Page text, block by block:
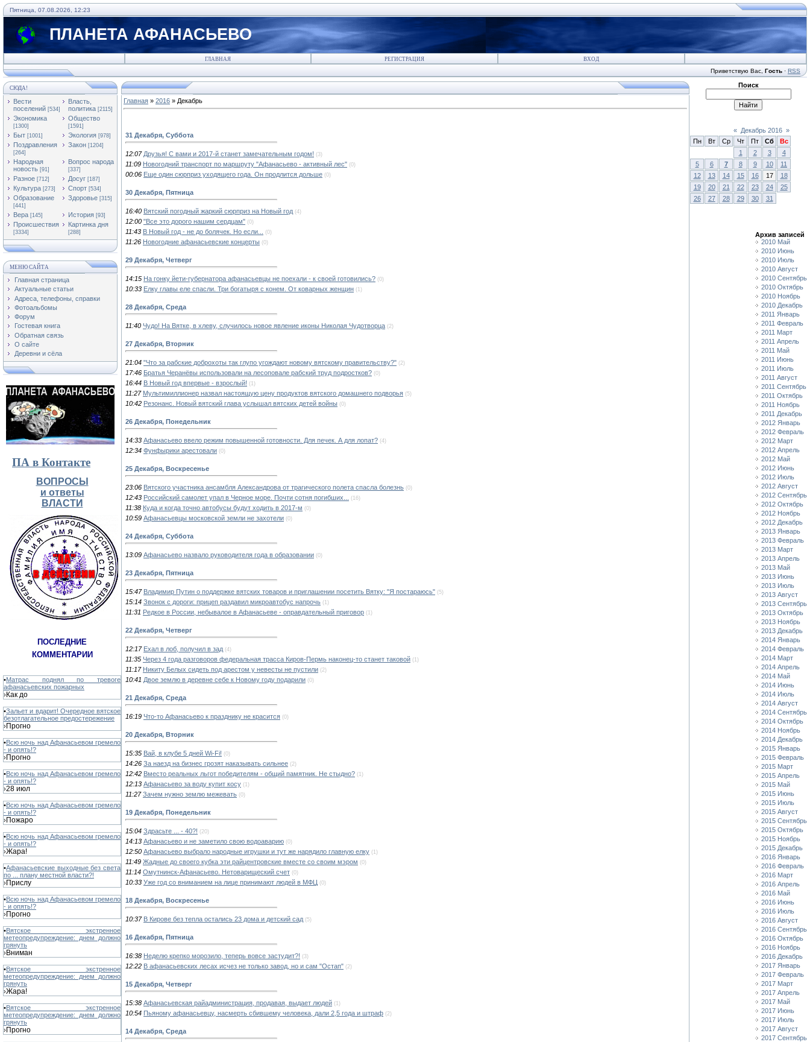
Пятница, 07.08.2026, 12:23
ПЛАНЕТА АФАНАСЬЕВО
ГЛАВНАЯ РЕГИСТРАЦИЯ ВХОД
Приветствую Вас Гость · RSS
СЮДА!
Вести
поселений [534]
Власть,
политика [2115]
Экономика
[1300]
Общество
[1591]
Быт [1001] Экология [978]
Поздравления
[264]
Закон [1204]
Народная
новость [91]
Вопрос народа
[337]
Разное [712] Досуг [187]
Культура [273] Спорт [534]
Образование
[441]
Здоровье [315]
Вера [145] История [93]
Происшествия
[3334]
Картинка дня
[288]
МЕНЮ САЙТА
Главная страница
Актуальные статьи
Адреса, телефоны, справки
Фотоальбомы
Форум
Гостевая книга
Обратная связь
О сайте
Деревни и сёла
ПА в Контакте
ВОПРОСЫ
и ответы
ВЛАСТИ
ПОСЛЕДНИЕ
КОММЕНТАРИИ
•Матрас поднял по тревоге
афанасьевских пожарных
›Как до
•Зальет и вдарит! Очередное вятское
безотлагательное предостережение
›Прогно
•Всю ночь над Афанасьевом гремело
- и опять!?
›Прогно
•Всю ночь над Афанасьевом гремело
- и опять!?
›28 июл
•Всю ночь над Афанасьевом гремело
- и опять!?
›Пожаро
•Всю ночь над Афанасьевом гремело
- и опять!?
›Жара!
•Афанасьевские выходные без света
по ... плану местной власти?!
›Прислу
•Всю ночь над Афанасьевом гремело
- и опять!?
›Прогно
•Вятское экстренное
метеопредупреждение: днем должно
грянуть
›Вниман
•Вятское экстренное
метеопредупреждение: днем должно
грянуть
›Жара!
•Вятское экстренное
метеопредупреждение: днем должно
грянуть
›Прогно
Главная » 2016 » Декабрь
31 Декабря, Суббота
12:07 Друзья! С вами и 2017-й станет замечательным годом! (3)
11:09 Новогодний транспорт по маршруту "Афанасьево - активный лес" (0)
00:06 Еще один сюрприз уходящего года. Он продлится дольше (0)
30 Декабря, Пятница
16:40 Вятский погодный жаркий сюрприз на Новый год (4)
12:00 "Все это дорого нашим сердцам" (0)
11:43 В Новый год - не до болячек. Но если... (0)
11:26 Новогодние афанасьевские концерты (0)
29 Декабря, Четверг
14:15 На гонку йети-губернатора афанасьевцы не поехали - к своей готовились? (0)
10:33 Елку главы еле спасли. Три богатыря с конем. От коварных женщин (1)
28 Декабря, Среда
11:40 Чудо! На Вятке, в хлеву, случилось новое явление иконы Николая Чудотворца (2)
27 Декабря, Вторник
21:04 "Что за рабские доброхоты так глупо угождают новому вятскому правительству?" (2)
17:46 Братья Черанёвы использовали на лесоповале рабский труд подростков? (0)
16:44 В Новый год впервые - взрослый! (1)
11:27 Мультимиллионер назвал настоящую цену продуктов вятского домашнего подворья (5)
10:42 Резонанс. Новый вятский глава услышал вятских детей войны (0)
26 Декабря, Понедельник
14:33 Афанасьево ввело режим повышенной готовности. Для печек. А для лопат? (4)
12:34 Фунфырики арестовали (0)
25 Декабря, Воскресенье
23:06 Вятского участника ансамбля Александрова от трагического полета спасла болезнь (0)
12:43 Российский самолет упал в Черное море. Почти сотня погибших... (16)
11:38 Куда и когда точно автобусы будут ходить в 2017-м (0)
10:59 Афанасьевцы московской земли не захотели (0)
24 Декабря, Суббота
13:09 Афанасьево назвало руководителя года в образовании (0)
23 Декабря, Пятница
15:47 Владимир Путин о поддержке вятских товаров и приглашении посетить Вятку: "Я постараюсь" (5)
15:14 Звонок с дороги: прицеп раздавил микроавтобус напрочь (1)
11:31 Редкое в России, небывалое в Афанасьеве - оправдательный приговор (1)
22 Декабря, Четверг
12:17 Ехал в лоб, получил в зад (4)
11:35 Через 4 года разговоров федеральная трасса Киров-Пермь наконец-то станет таковой (1)
11:17 Никиту Белых сидеть под арестом у невесты не пустили (2)
10:41 Двое землю в деревне себе к Новому году подарили (0)
21 Декабря, Среда
16:19 Что-то Афанасьево к празднику не красится (0)
20 Декабря, Вторник
15:35 Вай, в клубе 5 дней Wi-Fi! (0)
14:26 За наезд на бизнес грозят наказывать сильнее (2)
12:42 Вместо реальных льгот победителям - общий памятник. Не стыдно? (1)
12:13 Афанасьево за воду купит косу (1)
11:27 Зачем нужно землю межевать (0)
19 Декабря, Понедельник
15:04 Здрасьте ... - 40?! (20)
14:13 Афанасьево и не заметило свою водоаварию (0)
12:50 Афанасьево выбрало народные игрушки и тут же нарядило главную елку (1)
11:49 Жадные до своего кубка эти райцентровские вместе со своим мэром (0)
11:14 Омутнинск-Афанасьево. Нетоварищеский счет (0)
10:33 Уже год со вниманием на лице принимают людей в МФЦ (0)
18 Декабря, Воскресенье
10:37 В Кирове без тепла остались 23 дома и детский сад (5)
16 Декабря, Пятница
16:38 Неделю крепко морозило, теперь вовсе застудит?! (3)
12:22 В афанасьевских лесах исчез не только завод, но и сам "Остап" (2)
15 Декабря, Четверг
15:38 Афанасьевская райадминистрация, продавая, выдает людей (1)
10:54 Пьяному афанасьевцу, насмерть сбившему человека, дали 2,5 года и штраф (2)
14 Декабря, Среда
Поиск
« Декабрь 2016 »
Пн
Вт Ср Чт Пт Сб
Вс
1
2 3
4
5
6 7 8 9 10
11
12
13 14 15 16 17
18
19
20 21 22 23 24
25
26
27 28 29 30 31
Архив записей
2010 Май
2010 Июнь
2010 Июль
2010 Август
2010 Сентябрь
2010 Октябрь
2010 Ноябрь
2010 Декабрь
2011 Январь
2011 Февраль
2011 Март
2011 Апрель
2011 Май
2011 Июнь
2011 Июль
2011 Август
2011 Сентябрь
2011 Октябрь
2011 Ноябрь
2011 Декабрь
2012 Январь
2012 Февраль
2012 Март
2012 Апрель
2012 Май
2012 Июнь
2012 Июль
2012 Август
2012 Сентябрь
2012 Октябрь
2012 Ноябрь
2012 Декабрь
2013 Январь
2013 Февраль
2013 Март
2013 Апрель
2013 Май
2013 Июнь
2013 Июль
2013 Август
2013 Сентябрь
2013 Октябрь
2013 Ноябрь
2013 Декабрь
2014 Январь
2014 Февраль
2014 Март
2014 Апрель
2014 Май
2014 Июнь
2014 Июль
2014 Август
2014 Сентябрь
2014 Октябрь
2014 Ноябрь
2014 Декабрь
2015 Январь
2015 Февраль
2015 Март
2015 Апрель
2015 Май
2015 Июнь
2015 Июль
2015 Август
2015 Сентябрь
2015 Октябрь
2015 Ноябрь
2015 Декабрь
2016 Январь
2016 Февраль
2016 Март
2016 Апрель
2016 Май
2016 Июнь
2016 Июль
2016 Август
2016 Сентябрь
2016 Октябрь
2016 Ноябрь
2016 Декабрь
2017 Январь
2017 Февраль
2017 Март
2017 Апрель
2017 Май
2017 Июнь
2017 Июль
2017 Август
2017 Сентябрь